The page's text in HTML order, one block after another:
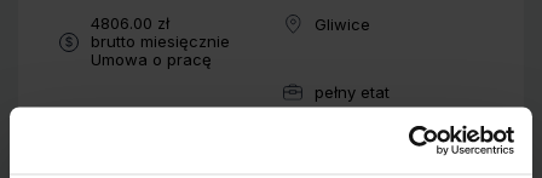
Wynagrodzenie:
4806.00 zł
brutto miesięcznie
Typ umowy:
Umowa o pracę
Lokalizacja:
Gliwice
Wymiar pracy:
pełny etat